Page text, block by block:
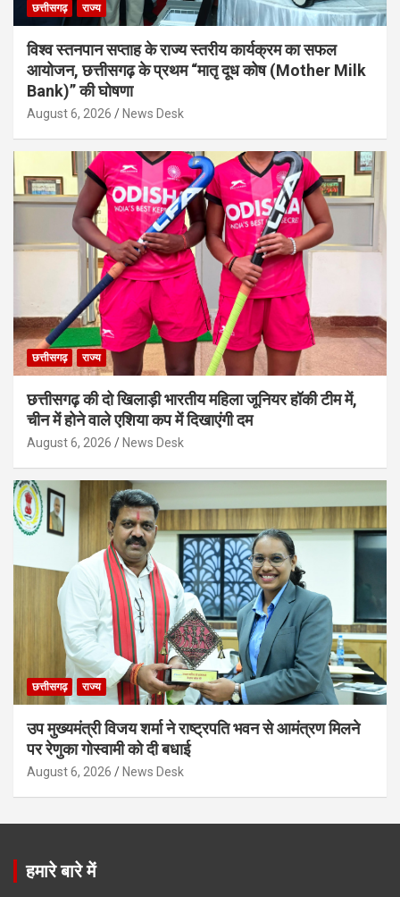
छत्तीसगढ़ राज्य
विश्व स्तनपान सप्ताह के राज्य स्तरीय कार्यक्रम का सफल
आयोजन, छत्तीसगढ़ के प्रथम “मातृ दूध कोष (Mother Milk
Bank)” की घोषणा
August 6, 2026 News Desk
छत्तीसगढ़ राज्य
छत्तीसगढ़ की दो खिलाड़ी भारतीय महिला जूनियर हॉकी टीम में,
चीन में होने वाले एशिया कप में दिखाएंगी दम
August 6, 2026 News Desk
छत्तीसगढ़ राज्य
उप मुख्यमंत्री विजय शर्मा ने राष्ट्रपति भवन से आमंत्रण मिलने
पर रेणुका गोस्वामी को दी बधाई
August 6, 2026 News Desk
हमारे बारे में